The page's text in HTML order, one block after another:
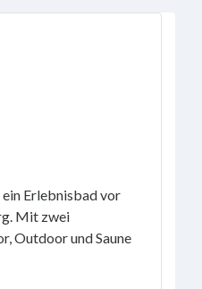
Erlebnisbad vor
Mit zwei
Outdoor und Saune